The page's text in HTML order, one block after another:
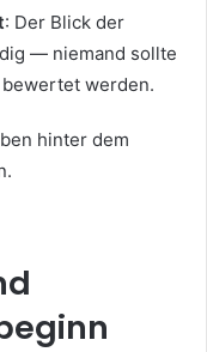
: Der Blick der
— niemand sollte
werden.
hinter dem